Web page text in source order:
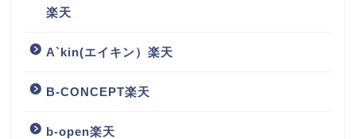
楽天
A`kin(エイキン）楽天
B-CONCEPT楽天
b-open楽天